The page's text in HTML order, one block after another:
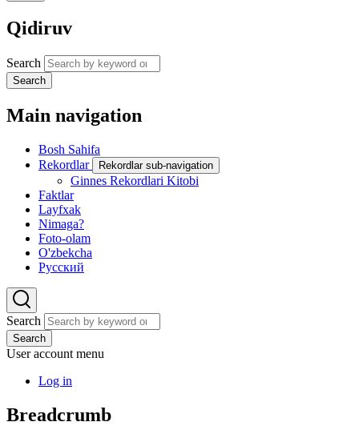
Qidiruv
Search
Search
Main navigation
Bosh Sahifa
Rekordlar
Rekordlar sub-navigation
Ginnes Rekordlari Kitobi
Faktlar
Layfxak
Nimaga?
Foto-olam
O'zbekcha
Русский
Search
Search
User account menu
Log in
Breadcrumb